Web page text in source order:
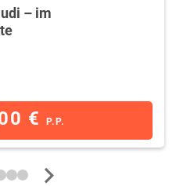
großen Wälder,
zu Ausflügen ein.
will kann sich am
ausgestattet mit
verschiedenen Touren - das
hervorragend auf Skiern
Truppenübungsplatz
– im
€ P.P.